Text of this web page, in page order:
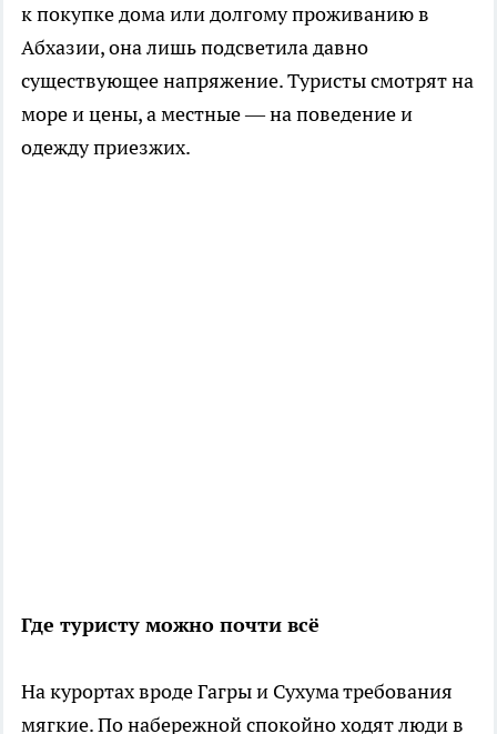
к покупке дома или долгому проживанию в
Абхазии, она лишь подсветила давно
существующее напряжение. Туристы смотрят на
море и цены, а местные — на поведение и
одежду приезжих.
Где туристу можно почти всё
На курортах вроде Гагры и Сухума требования
мягкие. По набережной спокойно ходят люди в